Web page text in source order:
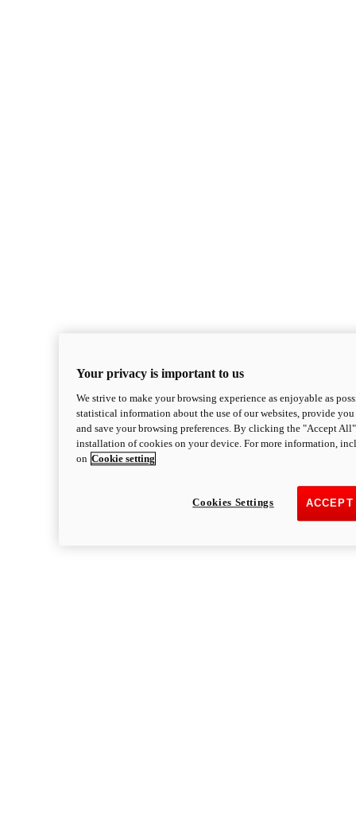
Your privacy is important to us
We strive to make your browsing experience as enjoyable as
statistical information about the use of our websites, provide
and save your browsing preferences. By clicking the "Accept
installation of cookies on your device. For more information,
on Cookie setting
Cookies Settings